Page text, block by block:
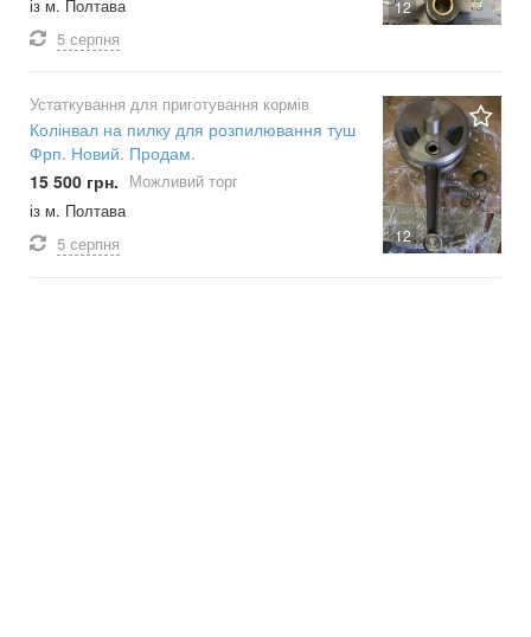
12
із м. Полтава
5 серпня
12
Устаткування для приготування кормів
Колінвал на пилку для розпилювання туш
Фрп. Новий. Продам.
15 500 грн. Можливий торг
із м. Полтава
5 серпня